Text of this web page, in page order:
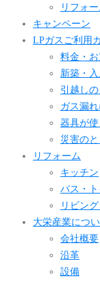
リフォ
キャンペーン
LPガスご利用
料金・
新築・
引越しの
ガス漏
器具が使
災害のと
リフォーム
キッチン
バス・
リビン
大栄産業につ
会社概要
沿革
設備